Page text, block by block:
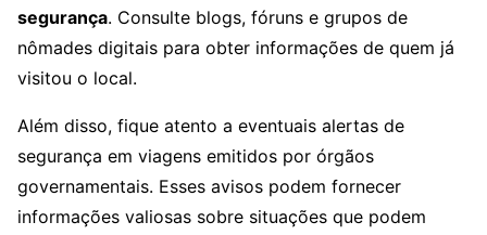
segurança. Consulte blogs, fóruns e grupos de
nômades digitais para obter informações de quem já
visitou o local.
Além disso, fique atento a eventuais alertas de
segurança em viagens emitidos por órgãos
governamentais. Esses avisos podem fornecer
informações valiosas sobre situações que podem